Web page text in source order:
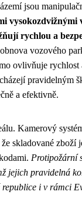
jsou
vysokozdvižnými
rychlou a
vozového
ovlivňuje rychlost
pravidelným
a efektivně.
Kamerový
skladované zboží
Protipožární
jejich pravidelná
i v rámci